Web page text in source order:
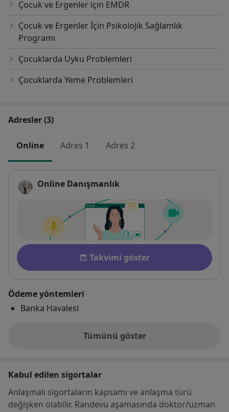
Çocuk ve Ergenler için EMDR
Çocuk ve Ergenler İçin Psikolojik Sağlamlık
Programı
Çocuklarda Uyku Problemleri
Çocuklarda Yeme Problemleri
Adresler (3)
Online Adres 1 Adres 2
Online Danışmanlık
Uygunluk
Takvimi göster
Ödeme yöntemleri
Banka Havalesi
Tümünü göster
adres hakkında
Kabul edilen sigortalar
Anlaşmalı sigortaların kapsamı ve anlaşma türü
değişken olabilir. Randevu aşamasında doktor/uzman